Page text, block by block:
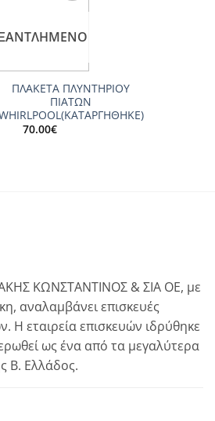
ΠΛΑΚΕΤΑ ΠΛΥΝΤΗΡΙΟΥ
ΠΙΑΤΩΝ
70.00€
ΚΩΝΣΤΑΝΤΙΝΟΣ & ΣΙΑ ΟΕ, με
αναλαμβάνει επισκευές
Η εταιρεία επισκευών ιδρύθηκε
ως ένα από τα μεγαλύτερα
Β. Ελλάδος.